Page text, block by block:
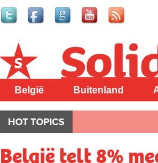
Solidair
België Buitenland
HOT TOPICS
België telt 8%